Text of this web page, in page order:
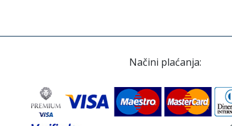
Načini plaćanja: